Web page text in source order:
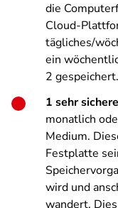
die
Cloud-
tägliches/
ein
2 gespeichert.
1 sehr
monatlich
Medium.
Festplatte
wird und
wandert.